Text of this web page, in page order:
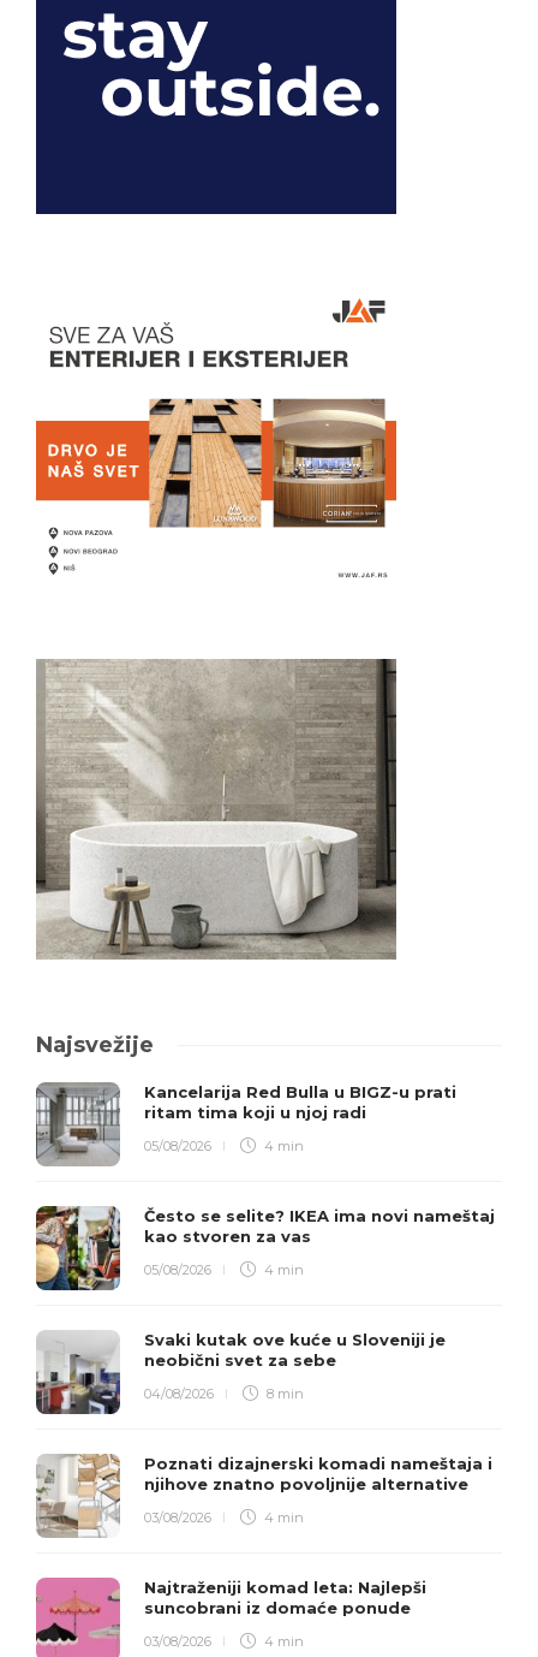
Najsvežije
Kancelarija Red Bulla u BIGZ-u prati
ritam tima koji u njoj radi
05/08/2026 4 min
Često se selite? IKEA ima novi nameštaj
kao stvoren za vas
05/08/2026 4 min
Svaki kutak ove kuće u Sloveniji je
neobični svet za sebe
04/08/2026 8 min
Poznati dizajnerski komadi nameštaja i
njihove znatno povoljnije alternative
03/08/2026 4 min
Najtraženiji komad leta: Najlepši
suncobrani iz domaće ponude
03/08/2026 4 min